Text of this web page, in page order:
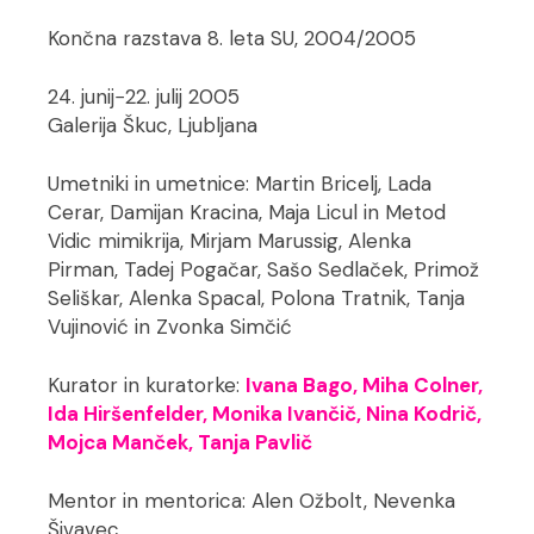
Končna razstava 8. leta SU, 2004/2005
24. junij−22. julij 2005
Galerija Škuc, Ljubljana
Umetniki in umetnice: Martin Bricelj, Lada
Cerar, Damijan Kracina, Maja Licul in Metod
Vidic mimikrija, Mirjam Marussig, Alenka
Pirman, Tadej Pogačar, Sašo Sedlaček, Primož
Seliškar, Alenka Spacal, Polona Tratnik, Tanja
Vujinović in Zvonka Simčić
Kurator in kuratorke: Ivana Bago, Miha Colner,
Ida Hiršenfelder, Monika Ivančič, Nina Kodrič,
Mojca Manček, Tanja Pavlič
Mentor in mentorica: Alen Ožbolt, Nevenka